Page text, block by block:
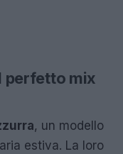
perfetto mix
, un modello
estiva. La loro